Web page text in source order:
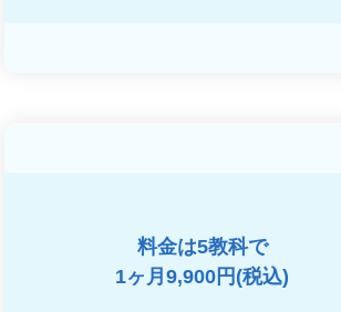
料金は5教科で
1ヶ月9,900円(税込)